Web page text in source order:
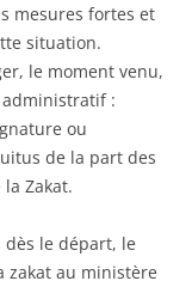
mesures fortes et
situation.
le moment venu,
administratif :
ou
de la part des
Zakat.
le départ, le
zakat au ministère